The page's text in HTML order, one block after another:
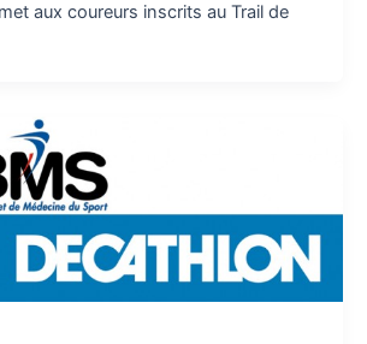
aux coureurs inscrits au Trail de